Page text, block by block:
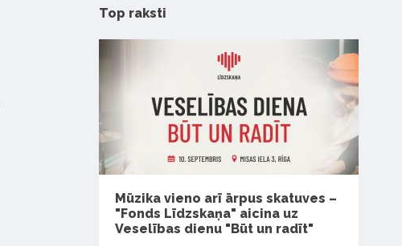
Top raksti
Mūzika vieno arī ārpus skatuves –
"Fonds Līdzskaņa" aicina uz
Veselības dienu "Būt un radīt"